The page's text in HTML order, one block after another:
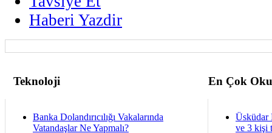
Haberi Yazdir
Teknoloji En Çok
Banka Dolandırıcılığı Vakalarında
Vatandaşlar Ne Yapmalı?
Üsküdar
ve 3 kişi